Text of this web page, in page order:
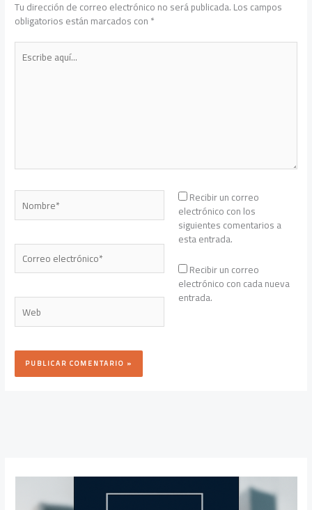
Tu dirección de correo electrónico no será publicada.Los campos
obligatorios están marcados con*
Escribe
aquí...
Nombre*
Correo
electrónico*
Web
Recibir un correo
electrónico con los
siguientes comentarios a
esta entrada.
Recibir un correo
electrónico con cada nueva
entrada.